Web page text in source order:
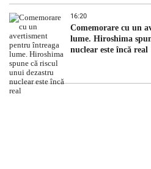
16:20
Comemorare cu un
lume. Hiroshima
nuclear este încă real